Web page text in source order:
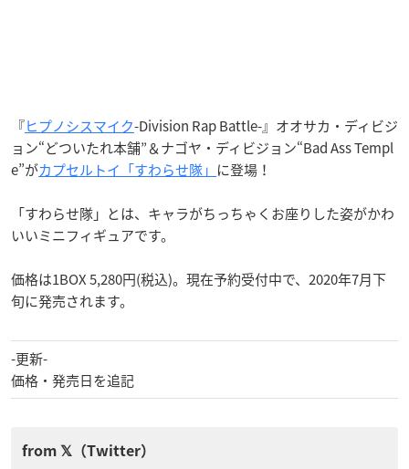
『ヒプノシスマイク-Division Rap Battle-』オオサカ・ディビジ
ョン“どついたれ本舗”＆ナゴヤ・ディビジョン“Bad Ass Templ
e”がカプセルトイ「すわらせ隊」 に登場！
「すわらせ隊」とは、キャラがちっちゃくお座りした姿がかわ
いいミニフィギュアです。
価格は1BOX 5,280円(税込)。現在予約受付中で、2020年7月下
旬に発売されます。
-更新-
価格・発売日を追記